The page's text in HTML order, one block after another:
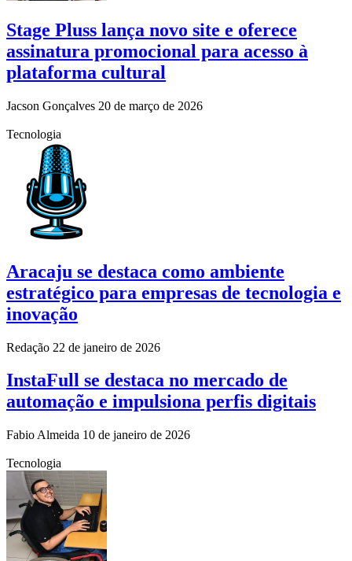
Stage Pluss lança novo site e oferece
assinatura promocional para acesso à
plataforma cultural
Jacson Gonçalves 20 de março de 2026
Tecnologia
Aracaju se destaca como ambiente
estratégico para empresas de tecnologia e
inovação
Redação 22 de janeiro de 2026
InstaFull se destaca no mercado de
automação e impulsiona perfis digitais
Fabio Almeida 10 de janeiro de 2026
Tecnologia